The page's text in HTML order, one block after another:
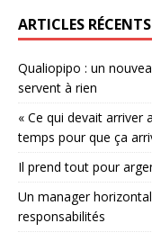
ARTICLES RÉCENTS
Qualiopipo : un
servent à rien
« Ce qui devait arriver
temps pour que ça
Il prend tout pour
Un manager
responsabilités